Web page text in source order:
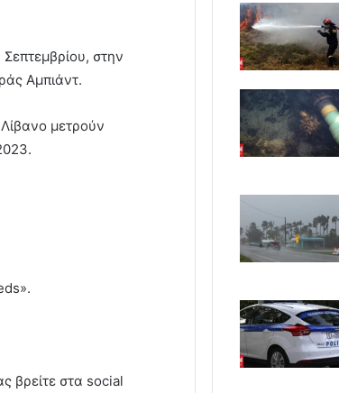
στην
Αμπιάντ.
μετρούν
βρείτε στα social